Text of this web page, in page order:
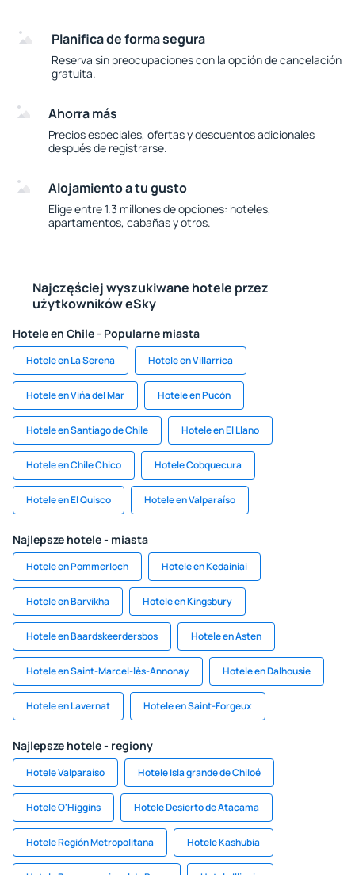
Planifica de forma segura
Reserva sin preocupaciones con la opción de cancelación
gratuita.
Ahorra más
Precios especiales, ofertas y descuentos adicionales
después de registrarse.
Alojamiento a tu gusto
Elige entre 1.3 millones de opciones: hoteles,
apartamentos, cabañas y otros.
Najczęściej wyszukiwane hotele przez
użytkowników eSky
Hotele en Chile - Popularne miasta
Hotele en La Serena Hotele en Villarrica
Hotele en Vińa del Mar Hotele en Pucón
Hotele en Santiago de Chile Hotele en El Llano
Hotele en Chile Chico Hotele Cobquecura
Hotele en El Quisco Hotele en Valparaíso
Najlepsze hotele - miasta
Hotele en Pommerloch Hotele en Kedainiai
Hotele en Barvikha Hotele en Kingsbury
Hotele en Baardskeerdersbos Hotele en Asten
Hotele en Saint-Marcel-lès-Annonay Hotele en Dalhousie
Hotele en Lavernat Hotele en Saint-Forgeux
Najlepsze hotele - regiony
Hotele Valparaíso Hotele Isla grande de Chiloé
Hotele O'Higgins Hotele Desierto de Atacama
Hotele Región Metropolitana Hotele Kashubia